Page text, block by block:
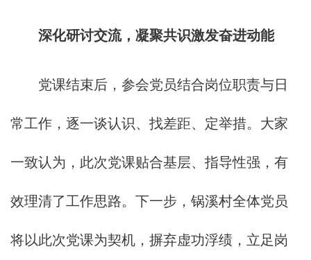
深化研讨交流，凝聚共识激发奋进动能
党课结束后，参会党员结合岗位职责与日
常工作，逐一谈认识、找差距、定举措。大家
一致认为，此次党课贴合基层、指导性强，有
效理清了工作思路。下一步，锅溪村全体党员
将以此次党课为契机，摒弃虚功浮绩，立足岗